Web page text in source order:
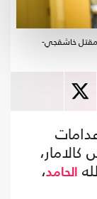
مقتل خاشقجي-
الحامد،